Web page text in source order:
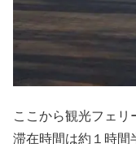
ここから観光フェ
滞在時間は約１時間